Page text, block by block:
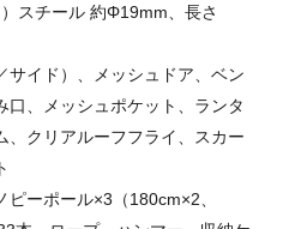
スチール 約Φ19mm、長さ
サイド）、メッシュドア、ベン
、メッシュポケット、ランタ
、クリアルーフフライ、スカー
ーポール×3（180cm×2、